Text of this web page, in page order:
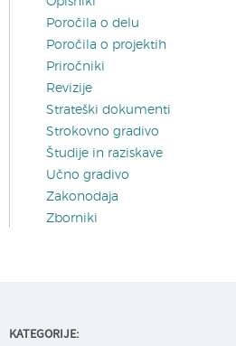
Poročila o delu
Poročila o projektih
Priročniki
Revizije
Strateški dokumenti
Strokovno gradivo
Študije in raziskave
Učno gradivo
Zakonodaja
Zborniki
KATEGORIJE: